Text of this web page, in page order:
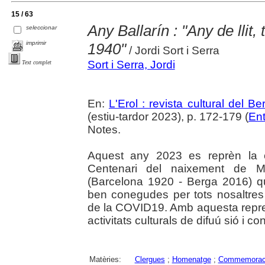
15 / 63
seleccionar
imprimir
Text complet
Any Ballarín : "Any de llit,
1940"/ Jordi Sort i Serra
Sort i Serra, Jordi
En: L'Erol : revista cultural del
(estiu-tardor 2023), p. 172-179 (
Notes.
Aquest any 2023 es reprèn la
Centenari del naixement de
(Barcelona 1920 - Berga 2016)
ben conegudes per tots
de la COVID19. Amb aquesta
activitats culturals de difuú sió i
Matèries: Clergues ; Homenatge;